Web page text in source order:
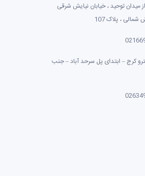
میدان توحید ، خیابان نیایش شرقی
، پلاک 107
کرج – ابتدای پل سرحد آباد – جنب